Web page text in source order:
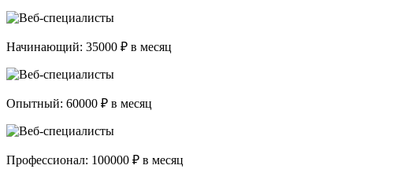
Начинающий: 35000 ₽ в месяц
Опытный: 60000 ₽ в месяц
Профессионал: 100000 ₽ в месяц